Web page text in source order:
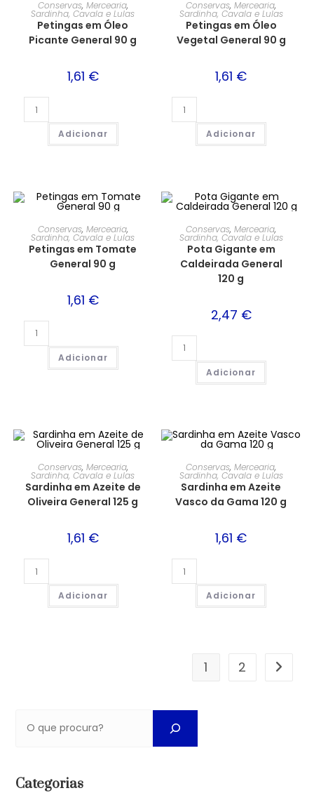
Conservas, Mercearia,
Sardinha, Cavala e Lulas
Petingas em Óleo
Picante General 90 g
1,61 €
Adicionar
Conservas,Mercearia,
Sardinha, Cavala e Lulas
Petingas em Óleo
Vegetal General 90 g
1,61 €
Adicionar
Conservas, Mercearia,
Sardinha, Cavala e Lulas
Petingas em Tomate
General 90 g
1,61 €
Adicionar
Conservas,Mercearia,
Sardinha, Cavala e Lulas
Pota Gigante em
Caldeirada General
120 g
2,47 €
Adicionar
Conservas, Mercearia,
Sardinha, Cavala e Lulas
Sardinha em Azeite de
Oliveira General 125 g
1,61 €
Adicionar
Conservas,Mercearia,
Sardinha, Cavala e Lulas
Sardinha em Azeite
Vasco da Gama 120 g
1,61 €
Adicionar
1 2
Categorias